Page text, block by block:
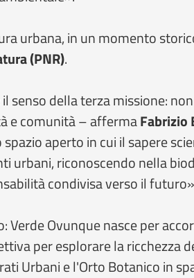
urbana, in un momento
(PNR).
senso della terza missione:
e comunità – affermaFabrizio
aperto in cui il sapere
urbani, riconoscendo nella
condivisa verso il
Ovunque nasce per
per esplorare la ricchezza
Urbani e l'Orto Botanico in